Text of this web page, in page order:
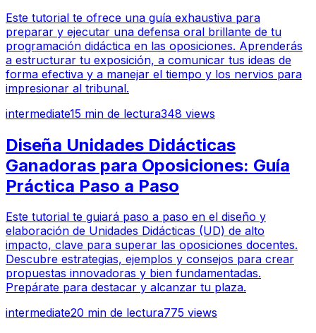
Este tutorial te ofrece una guía exhaustiva para
preparar y ejecutar una defensa oral brillante de tu
programación didáctica en las oposiciones. Aprenderás
a estructurar tu exposición, a comunicar tus ideas de
forma efectiva y a manejar el tiempo y los nervios para
impresionar al tribunal.
intermediate15 min de lectura348 views
Diseña Unidades Didácticas
Ganadoras para Oposiciones: Guía
Práctica Paso a Paso
Este tutorial te guiará paso a paso en el diseño y
elaboración de Unidades Didácticas (UD) de alto
impacto, clave para superar las oposiciones docentes.
Descubre estrategias, ejemplos y consejos para crear
propuestas innovadoras y bien fundamentadas.
Prepárate para destacar y alcanzar tu plaza.
intermediate20 min de lectura775 views